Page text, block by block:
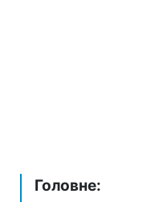
Головне: